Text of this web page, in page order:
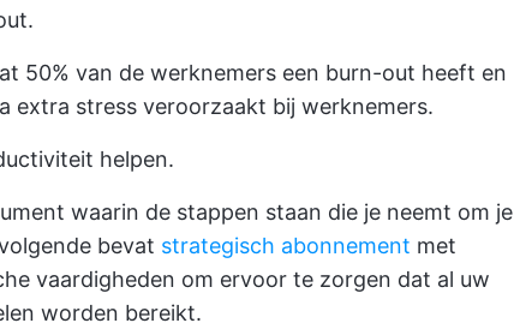
50% van de werknemers een burn-out heeft en
extra stress veroorzaakt bij werknemers.
helpen.
waarin de stappen staan die je neemt om je
bevat strategisch abonnement met
vaardigheden om ervoor te zorgen dat al uw
worden bereikt.